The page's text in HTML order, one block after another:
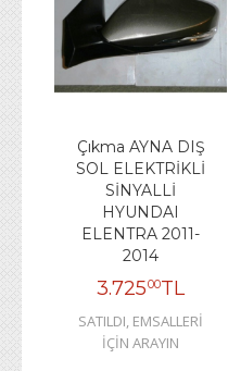
Çıkma AYNA DIŞ
SOL ELEKTRİKLİ
SİNYALLİ
HYUNDAI
ELENTRA 2011-
2014
3.72500TL
SATILDI, EMSALLERİ
İÇİN ARAYIN